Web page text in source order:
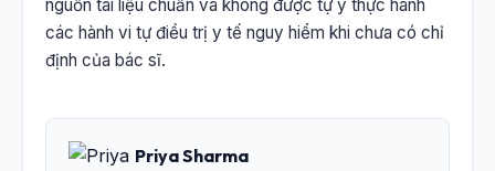
nguồn tài liệu chuẩn và không được tự ý thực hành
các hành vi tự điều trị y tế nguy hiểm khi chưa có chỉ
định của bác sĩ.
Priya Sharma